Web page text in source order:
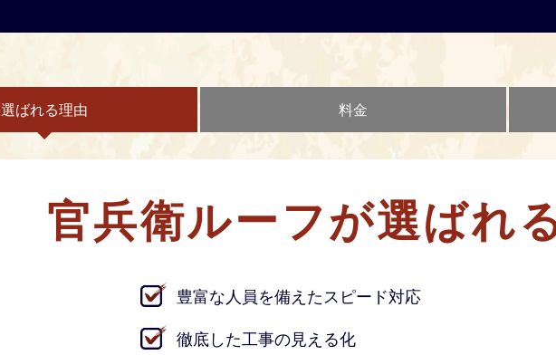
選ばれる理由 料金
官兵衛ルーフが選ばれ
豊富な人員を備えたスピード対応
徹底した工事の見える化